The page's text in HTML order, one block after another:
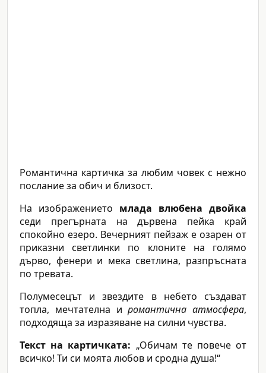
Романтична картичка за любим човек с нежно
послание за обич и близост.
На изображението млада влюбена двойка
седи прегърната на дървена пейка край
спокойно езеро. Вечерният пейзаж е озарен от
приказни светлинки по клоните на голямо
дърво, фенери и мека светлина, разпръсната
по тревата.
Полумесецът и звездите в небето създават
топла, мечтателна иромантична атмосфера,
подходяща за изразяване на силни чувства.
Текст на картичката: „Обичам те повече от
всичко! Ти си моята любов и сродна душа!“